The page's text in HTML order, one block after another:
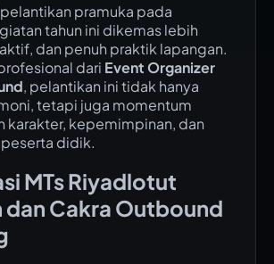
pramuka pada
tahun ini dikemas lebih
dan penuh praktik lapangan.
dari Event Organizer
, pelantikan ini tidak hanya
tetapi juga momentum
karakter, kepemimpinan, dan
didik.
MTs Riyadlotut
dan Cakra Outbound